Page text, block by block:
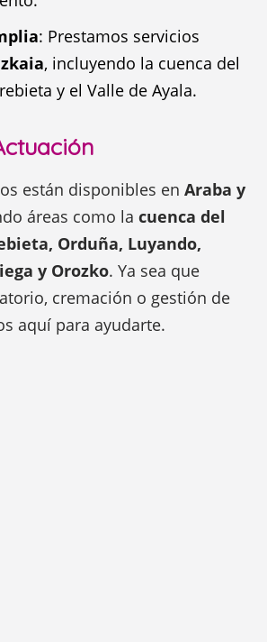
: Prestamos servicios
, incluyendo la cuenca del
y el Valle de Ayala.
están disponibles en Araba y
áreas como la cuenca del
Orduña, Luyando,
y Orozko. Ya sea que
cremación o gestión de
aquí para ayudarte.